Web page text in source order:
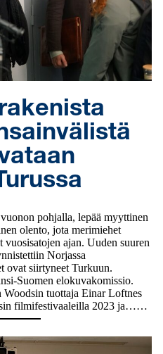
pohjalla, lepää myyttinen
olento, jota merimiehet
ajan. Uuden suuren
Norjassa
ovat siirtyneet Turkuun.
Suomen elokuvakomissio.
tuottaja Einar Loftnes
filmifestivaaleilla 2023 ja……